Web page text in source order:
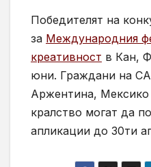
Победителят на
за Международния
креативност в Кан,
юни. Граждани на
Аржентина,
кралство могат да
апликации до 30ти